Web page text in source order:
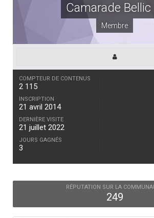
Camarade Bellic
Membre
COMPTEUR DE CONTENUS
2 115
INSCRIPTION
21 avril 2014
DERNIÈRE VISITE
21 juillet 2022
JOURS GAGNÉS
3
RÉPUTATION SUR LA
249